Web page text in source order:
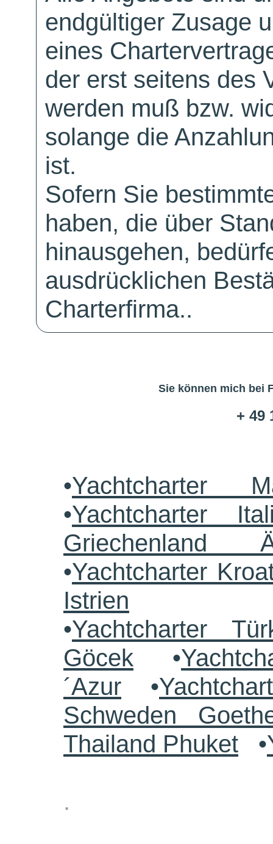
endgültiger Zusage
eines
der erst seitens des
werden muß bzw.
solange die
ist.
Sofern Sie
haben, die über
hinausgehen,
ausdrücklichen
Charterfirma..
Sie können mich bei
+ 49
•Yachtcharter
•Yachtcharter
Griechenland
•Yachtcharter
Istrien
•Yachtcharter
Göcek •
´Azur •
Schweden
Thailand Phuket •
.